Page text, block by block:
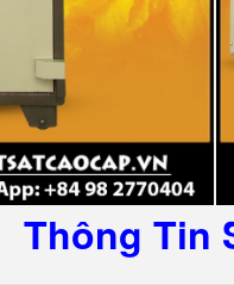
Thông Tin